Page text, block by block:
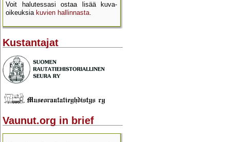
Voit halutessasi ostaa lisää kuva­
oikeuksia kuvien hallinnasta.
Kustantajat
Vaunut.org in brief